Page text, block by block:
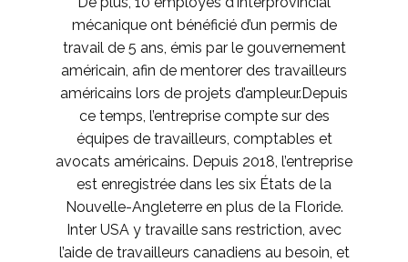
mécanique ont bénéficié d’un permis de
travail de 5 ans, émis par le gouvernement
américain, afin de mentorer des travailleurs
américains lors de projets d’ampleur.Depuis
ce temps, l’entreprise compte sur des
équipes de travailleurs, comptables et
avocats américains. Depuis 2018, l’entreprise
est enregistrée dans les six États de la
Nouvelle-Angleterre en plus de la Floride.
Inter USA y travaille sans restriction, avec
l’aide de travailleurs canadiens au besoin, et